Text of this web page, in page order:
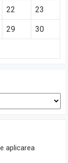
22 23
29 30
aplicarea